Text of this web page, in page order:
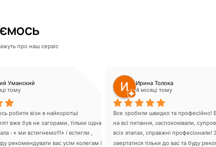
про наш сервіс
Уманский
тому
робити візи в найкоротші
вже був не загорами, тільки одна
: « ми встигнемо!!!» і встигли ,
рекомендувати вас усім колегам і
Ирина Толока
4 місяці тому
Все зробили швидко та професійно!
на всі питання, заспокоювали,
всіх этапах, справжні професіонали!
звертатися тільки до вас та буду